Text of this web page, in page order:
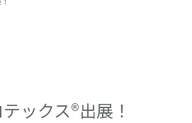
ックス®出展！